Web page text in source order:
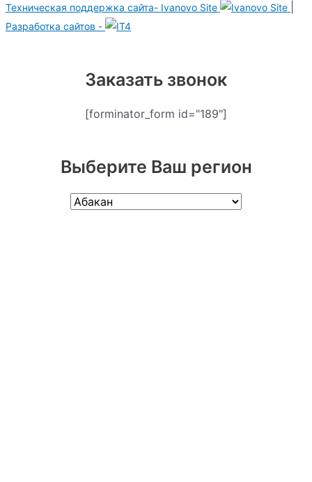
Техническая поддержка сайта- Ivanovo Site
Разработка сайтов -
Заказать звонок
[forminator_form id="189"]
Выберите Ваш регион